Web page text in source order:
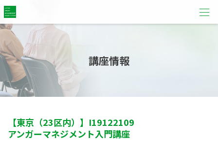
講座情報
【東京（23区内）】 I19122109
アンガーマネジメント入門講座